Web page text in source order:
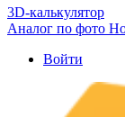
3D-калькулятор
Аналог по фото
Войти